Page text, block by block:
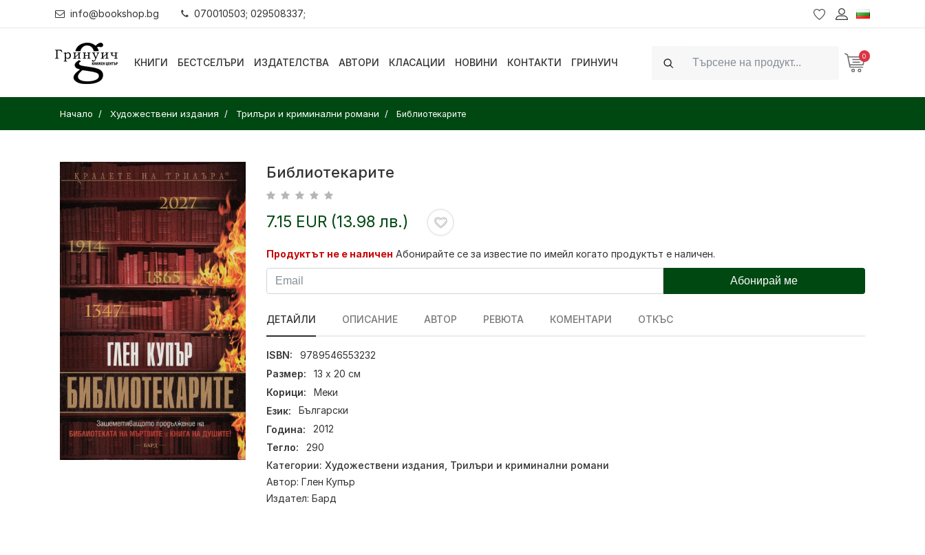
info@bookshop.bg 070010503; 029508337;
КНИГИ БЕСТСЕЛЪРИ ИЗДАТЕЛСТВА АВТОРИ КЛАСАЦИИ НОВИНИ КОНТАКТИ ГРИНУИЧ
Search
0
Начало Художествени издания Трилъри и криминални романи Библиотекарите
Библиотекарите
7.15 EUR (13.98 лв.)
Продуктът не е наличен Абонирайте се за известие по имейл когато продуктът е наличен.
Абонирай ме
ДЕТАЙЛИ ОПИСАНИЕ АВТОР РЕВЮТА КОМЕНТАРИ ОТКЪС
ISBN:
9789546553232
Размер:
13 х 20 см
Корици:
Меки
Език:
Български
Година:
2012
Тегло:
290
Категории: Художествени издания Трилъри и криминални романи
Автор: Глен Купър
Издател: Бард